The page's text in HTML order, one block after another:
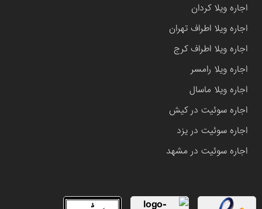
اجاره ویلا کردان
اجاره ویلا اطراف تهران
اجاره ویلا اطراف کرج
اجاره ویلا رامسر
اجاره ویلا ماسال
اجاره سوئیت در کیش
اجاره سوئیت در یزد
اجاره سوئیت در مشهد